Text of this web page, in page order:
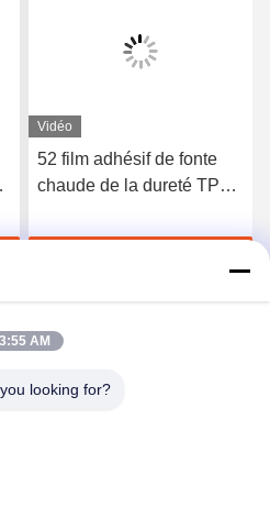
Vidéo
52 film adhésif de fonte
chaude de la dureté TPU
vêtements sans couture
3:55 AM
looking for?